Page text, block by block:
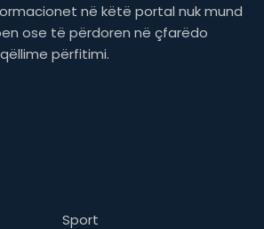
në këtë portal nuk mund
ose të përdoren në çfarëdo
përfitimi.
Sport